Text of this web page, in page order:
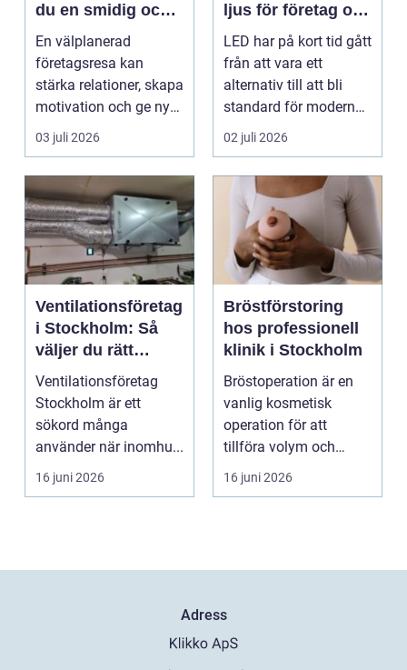
du en smidig och
minnesvärd resa
för hela teamet
En välplanerad
företagsresa kan
stärka relationer, skapa
motivation och ge ny
energi till både chefe...
03 juli 2026
ljus för företag och
fastigheter
LED har på kort tid gått
från att vara ett
alternativ till att bli
standard för modern
belysning. Fö...
02 juli 2026
Ventilationsföretag
i Stockholm: Så
väljer du rätt
partner för frisk
luft inomhus
Ventilationsföretag
Stockholm är ett
sökord många
använder när inomhu...
16 juni 2026
Bröstförstoring
hos professionell
klinik i Stockholm
Bröstoperation är en
vanlig kosmetisk
operation för att
tillföra volym och
skapa...
16 juni 2026
Adress